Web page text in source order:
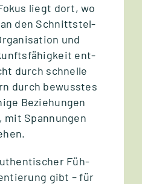
liegt dort, wo
den Schnitt­stel­
und
ent­
durch schnelle
durch bewuss­tes
Bezie­hun­gen
mit Span­nun­gen
Füh­
gibt – für